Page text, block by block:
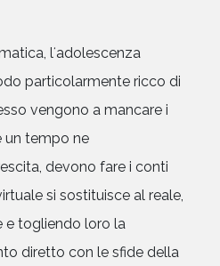
lʻadolescenza
particolarmente ricco di
vengono a mancare i
un tempo ne
devono fare i conti
si sostituisce al reale,
e togliendo loro la
diretto con le sfide della